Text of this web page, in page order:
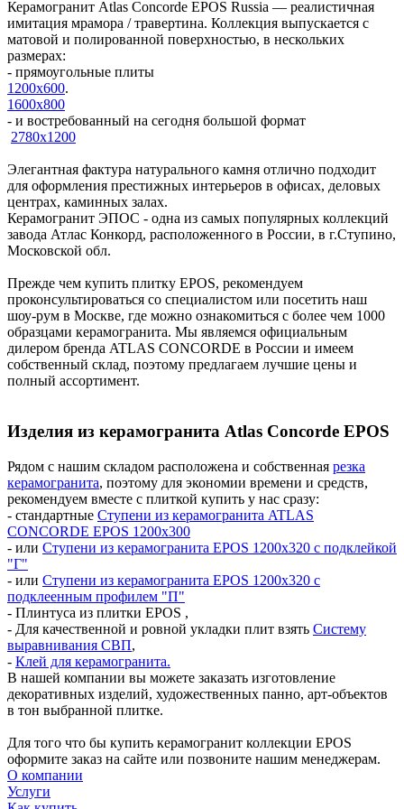
Керамогранит Atlas Concorde EPOS Russia — реалистичная
имитация мрамора / травертина. Коллекция выпускается с
матовой и полированной поверхностью, в нескольких
размерах:
- прямоугольные плиты
1200х600.
1600х800
- и востребованный на сегодня большой формат
2780х1200
Элегантная фактура натурального камня отлично подходит
для оформления престижных интерьеров в офисах, деловых
центрах, каминных залах.
Керамогранит ЭПОС - одна из самых популярных коллекций
завода Атлас Конкорд, расположенного в России, в г.Ступино,
Московской обл.
Прежде чем купить плитку EPOS, рекомендуем
проконсультироваться со специалистом или посетить наш
шоу-рум в Москве, где можно ознакомиться с более чем 1000
образцами керамогранита. Мы являемся официальным
дилером бренда ATLAS CONCORDE в России и имеем
собственный склад, поэтому предлагаем лучшие цены и
полный ассортимент.
Изделия из керамогранита Atlas Concorde EPOS
Рядом с нашим складом расположена и собственная резка
керамогранита, поэтому для экономии времени и средств,
рекомендуем вместе с плиткой купить у нас сразу:
- стандартные Ступени из керамогранита ATLAS
CONCORDE EPOS 1200х300
- или Ступени из керамогранита EPOS 1200х320 с подклейкой
"Г"
- или Ступени из керамогранита EPOS 1200х320 с
подклеенным профилем "П"
- Плинтуса из плитки EPOS ,
- Для качественной и ровной укладки плит взять Систему
выравнивания СВП,
- Клей для керамогранита.
В нашей компании вы можете заказать изготовление
декоративных изделий, художественных панно, арт-объектов
в тон выбранной плитке.
Для того что бы купить керамогранит коллекции EPOS
оформите заказ на сайте или позвоните нашим менеджерам.
О компании
Услуги